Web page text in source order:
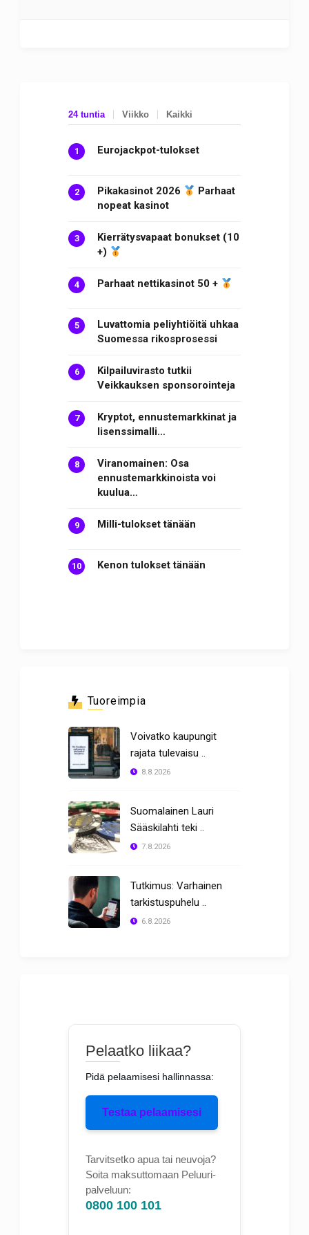
24 tuntia Viikko Kaikki
Eurojackpot-tulokset
Pikakasinot 2026
Parhaat
nopeat kasinot
Kierrätysvapaat bonukset (10
+)
Parhaat nettikasinot 50 +
Luvattomia peliyhtiöitä uhkaa
Suomessa rikosprosessi
Kilpailuvirasto tutkii
Veikkauksen sponsorointeja
Kryptot, ennustemarkkinat ja
lisenssimalli…
Viranomainen: Osa
ennustemarkkinoista voi
kuulua…
Milli-tulokset tänään
Kenon tulokset tänään
Tuoreimpia
Voivatko kaupungit
rajata tulevaisu ..
8.8.2026
Suomalainen Lauri
Sääskilahti teki ..
7.8.2026
Tutkimus: Varhainen
tarkistuspuhelu ..
6.8.2026
Pelaatko liikaa?
Pidä pelaamisesi hallinnassa:
Testaa pelaamisesi
Tarvitsetko apua tai neuvoja?
Soita maksuttomaan Peluuri-
palveluun:
0800 100 101